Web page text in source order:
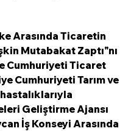
Arasında Ticaretin
Mutabakat Zaptı"nı
Cumhuriyeti Ticaret
Cumhuriyeti Tarım ve
Geliştirme Ajansı
İş Konseyi Arasında